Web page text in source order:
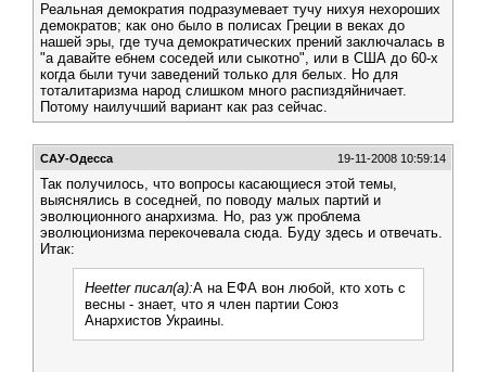
Реальная демократия подразумевает тучу нихуя нехороших
демократов; как оно было в полисах Греции в веках до
нашей эры, где туча демократических прений заключалась в
"а давайте ебнем соседей или сыкотно", или в США до 60-х
когда были тучи заведений только для белых. Но для
тоталитаризма народ слишком много распиздяйничает.
Потому наилучший вариант как раз сейчас.
САУ-Одесса 19-11-2008 10:59:14
Так получилось, что вопросы касающиеся этой темы,
выяснялись в соседней, по поводу малых партий и
эволюционного анархизма. Но, раз уж проблема
эволюционизма перекочевала сюда. Буду здесь и отвечать.
Итак:
Heetter писал(а):А на ЕФА вон любой, кто хоть с
весны - знает, что я член партии Союз
Анархистов Украины.